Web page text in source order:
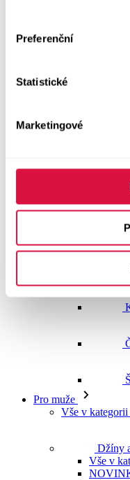
Preferenční
Statistické
Marketingové
Pro muže
Vše v kategorii
Džíny
Vše v